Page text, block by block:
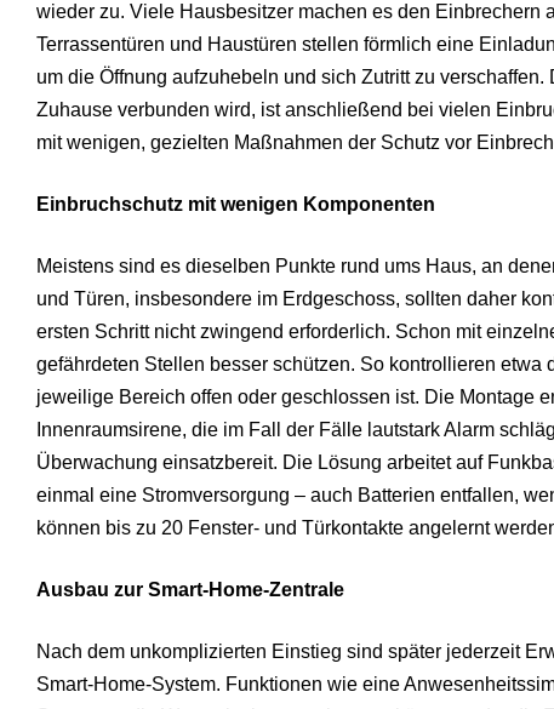
wieder zu. Viele Hausbesitzer machen es den Einbrechern
Terrassentüren und Haustüren stellen förmlich eine
um die Öffnung aufzuhebeln und sich Zutritt zu
Zuhause verbunden wird, ist anschließend bei vielen
mit wenigen, gezielten Maßnahmen der Schutz vor
Einbruchschutz mit wenigen Komponenten
Meistens sind es dieselben Punkte rund ums Haus, an
und Türen, insbesondere im Erdgeschoss, sollten daher
ersten Schritt nicht zwingend erforderlich. Schon mit
gefährdeten Stellen besser schützen. So kontrollieren etwa
jeweilige Bereich offen oder geschlossen ist. Die Montage
Innenraumsirene, die im Fall der Fälle lautstark Alarm
Überwachung einsatzbereit. Die Lösung arbeitet auf
einmal eine Stromversorgung – auch Batterien entfallen,
können bis zu 20 Fenster- und Türkontakte angelernt
Ausbau zur Smart-Home-Zentrale
Nach dem unkomplizierten Einstieg sind später jederzeit
Smart-Home-System. Funktionen wie eine